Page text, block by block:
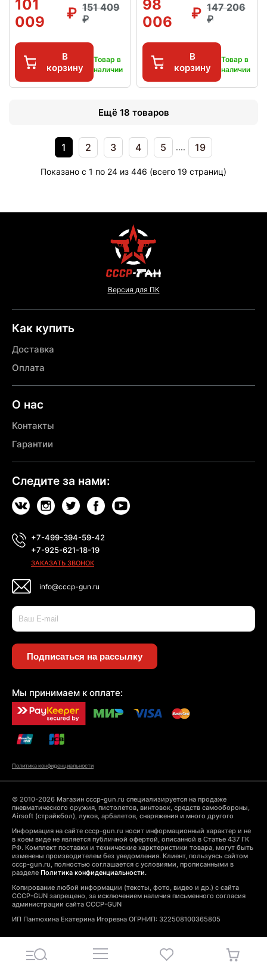
101
009
151 409
В
корзину
Товар в
наличии
98
006
147 206
В
корзину
Товар в
наличии
Ещё 18 товаров
1 2 3 4 5 .... 19
Показано с 1 по 24 из 446 (всего 19 страниц)
Версия для ПК
Как купить
Доставка
Оплата
О нас
Контакты
Гарантии
Следите за нами:
+7-499-394-59-42
+7-925-621-18-19
ЗАКАЗАТЬ ЗВОНОК
info@cccp-gun.ru
Подписаться на рассылку
Мы принимаем к оплате:
Политика конфиденциальности
© 2010-2026 Магазин cccp-gun.ru специализируется на продаже
пневматического оружия, пистолетов, винтовок, средств самообороны,
Airsoft (страйкбол), луков, арбалетов, снаряжения и много другого
Информация на сайте cccp-gun.ru носит информационный характер и не
в коем виде не является публичной офертой, описанной в Статье 437 ГК
РФ. Комплект поставки и технические харктеристики товара, могут быть
изменены производителем без уведомления. Клиент, пользуясь сайтом
cccp-gun.ru, полностью соглашается с условиями, прописанными в
разделе Политика конфиденциальности.
Копирование любой информации (тексты, фото, видео и др.) с сайта
CCCP-GUN запрещено, за исключением наличия письменного согласия
администрации сайта CCCP-GUN
ИП Пантюхина Екатерина Игоревна ОГРНИП: 322508100365805